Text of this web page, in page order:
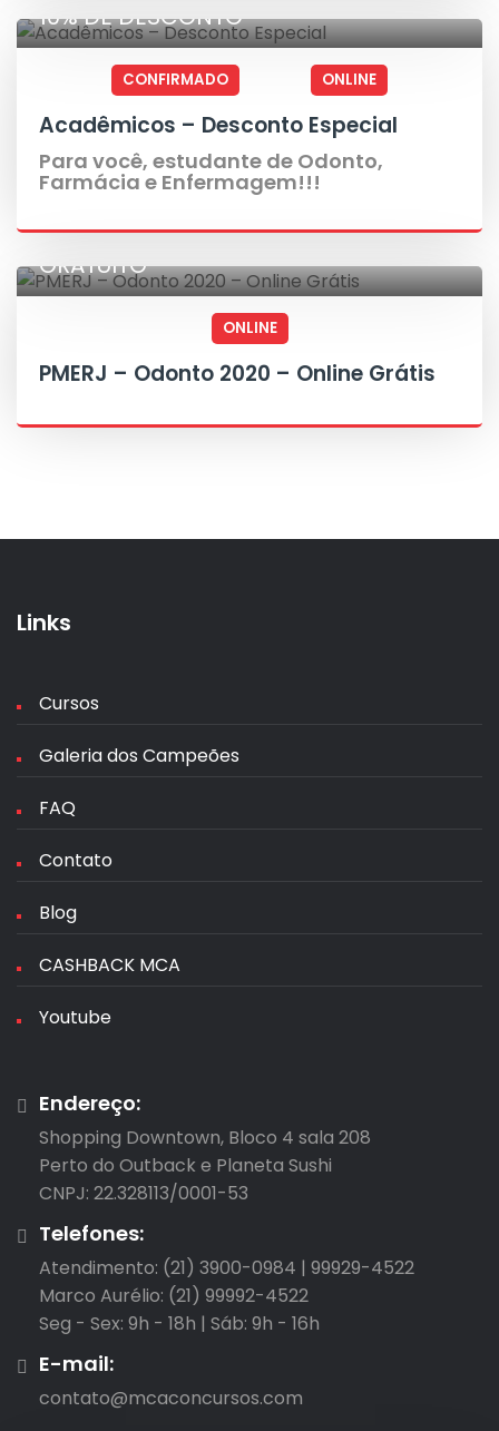
10% DE DESCONTO
CONFIRMADO ONLINE
Acadêmicos – Desconto Especial
Para você, estudante de Odonto,
Farmácia e Enfermagem!!!
GRATUITO
ONLINE
PMERJ – Odonto 2020 – Online Grátis
Links
Cursos
Galeria dos Campeões
FAQ
Contato
Blog
CASHBACK MCA
Youtube
Endereço:
Shopping Downtown, Bloco 4 sala 208
Perto do Outback e Planeta Sushi
CNPJ: 22.328113/0001-53
Telefones:
Atendimento: (21) 3900-0984 | 99929-4522
Marco Aurélio: (21) 99992-4522
Seg - Sex: 9h - 18h | Sáb: 9h - 16h
E-mail:
contato@mcaconcursos.com